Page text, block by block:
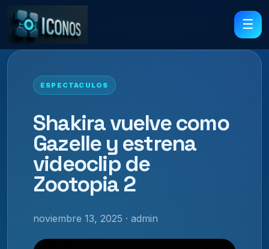
☰
ESPECTACULOS
Shakira vuelve como
Gazelle y estrena
videoclip de
Zootopia 2
noviembre 13, 2025 · admin